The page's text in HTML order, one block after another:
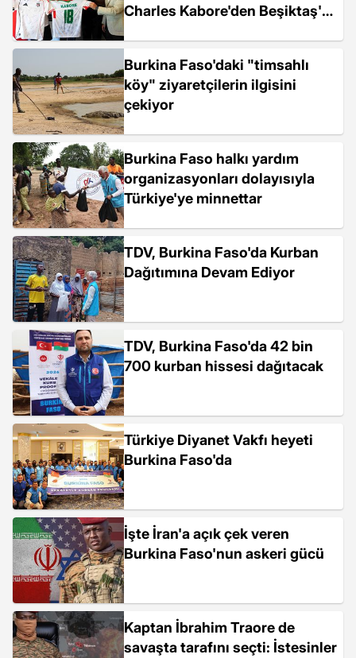
Charles Kabore'den Beşiktaş'a
Burkina Faso'daki "timsahlı
köy" ziyaretçilerin ilgisini
çekiyor
Burkina Faso halkı yardım
organizasyonları dolayısıyla
Türkiye'ye minnettar
TDV, Burkina Faso'da Kurban
Dağıtımına Devam Ediyor
TDV, Burkina Faso'da 42 bin
700 kurban hissesi dağıtacak
Türkiye Diyanet Vakfı heyeti
Burkina Faso'da
İşte İran'a açık çek veren
Burkina Faso'nun askeri gücü
Kaptan İbrahim Traore de
savaşta tarafını seçti: İstesinler